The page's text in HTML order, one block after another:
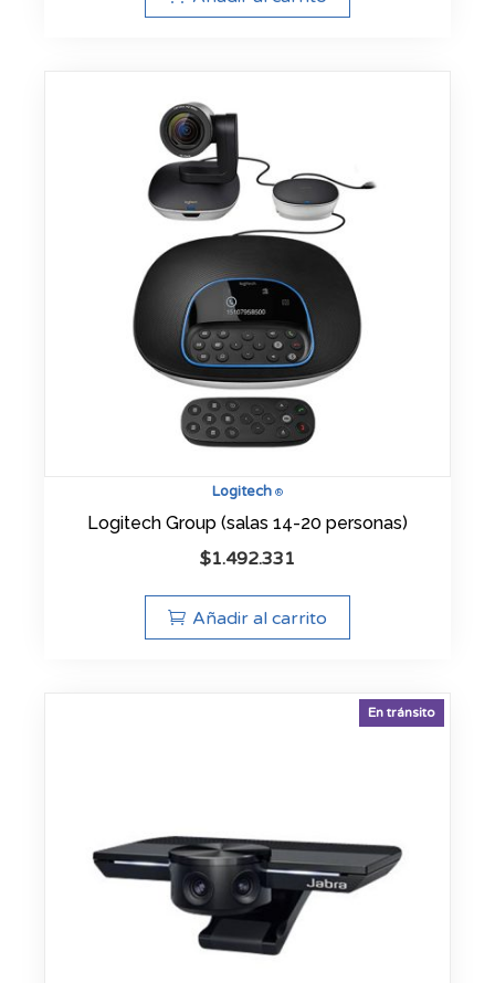
Logitech ®
Logitech Group (salas 14-20 personas)
$1.492.331
Añadir al carrito
En tránsito